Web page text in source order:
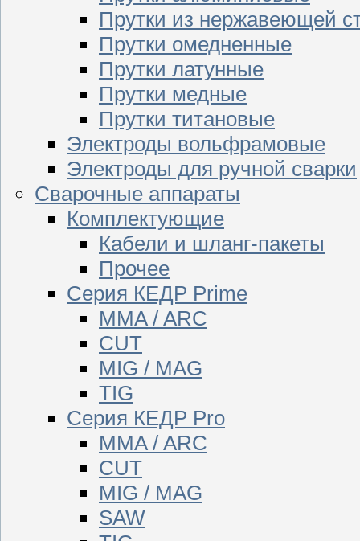
Прутки из нержавеющей
Прутки омедненные
Прутки латунные
Прутки медные
Прутки титановые
Электроды вольфрамовые
Электроды для ручной сварки
Сварочные аппараты
Комплектующие
Кабели и шланг-пакеты
Прочее
Серия КЕДР Prime
MMA / ARC
CUT
MIG / MAG
TIG
Серия КЕДР Pro
MMA / ARC
CUT
MIG / MAG
SAW